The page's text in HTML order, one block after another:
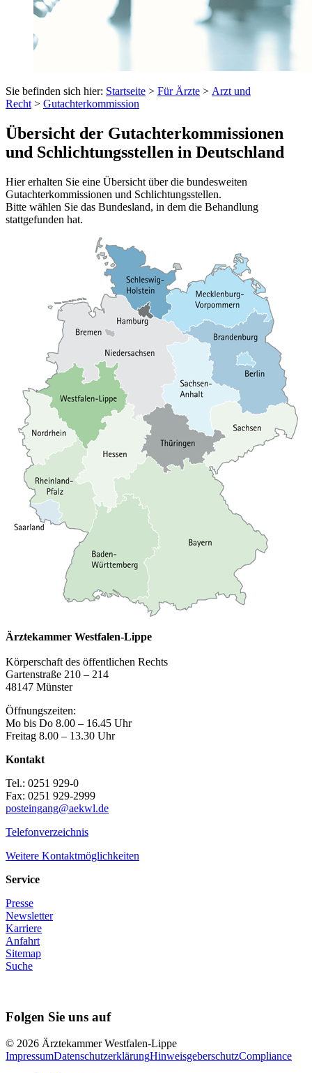
Sie befinden sich hier: Startseite > Für Ärzte > Arzt und
Recht > Gutachterkommission
Übersicht der Gutachterkommissionen
und Schlichtungsstellen in Deutschland
Hier erhalten Sie eine Übersicht über die bundesweiten
Gutachterkommissionen und Schlichtungsstellen.
Bitte wählen Sie das Bundesland, in dem die Behandlung
stattgefunden hat.
Ärztekammer Westfalen-Lippe
Körperschaft des öffentlichen Rechts
Gartenstraße 210 – 214
48147 Münster
Öffnungszeiten:
Mo bis Do 8.00 – 16.45 Uhr
Freitag 8.00 – 13.30 Uhr
Kontakt
Tel.: 0251 929-0
Fax: 0251 929-2999
posteingang@aekwl.de
Telefonverzeichnis
Weitere Kontaktmöglichkeiten
Service
Presse
Newsletter
Karriere
Anfahrt
Sitemap
Suche
Folgen Sie uns auf
© 2026 Ärztekammer Westfalen-Lippe
ImpressumDatenschutzerklärungHinweisgeberschutzCompliance